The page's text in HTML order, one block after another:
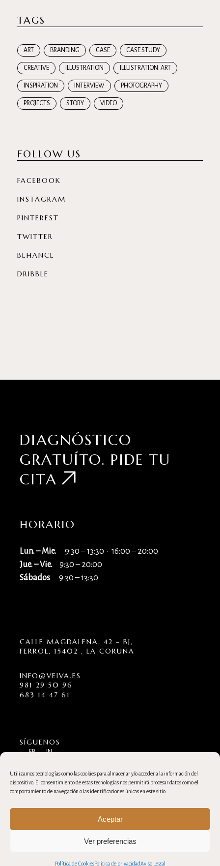
Utilizamos tecnologías como las cookies para almacenar y/o acceder a la información del
dispositivo. El consentimiento de estas tecnologías nos permitirá procesar datos como el
comportamiento de navegación o las identificaciones únicas en este sitio.
Aceptar
Ver preferencias
Política de CookiesPolítica de privacidadAviso Legal
TAGS
ART BRANDING CASE CASE STUDY
CREATIVE ILLUSTRATION ILLUSTRATION. ART
INSPIRATION INTERVIEW PHOTOGRAPHY
PROJECTS STORY VIDEO
FOLLOW US
FACEBOOK
INSTAGRAM
PINTEREST
TWITTER
BEHANCE
DRIBBLE
DIAGNÓSTICO
GRATUÍTO. PIDE TU
CITA
HORARIO
Lun. – Mie. 9:30 – 13:30 · 16:00 – 20:00
Jue. – Vie. 9:30 – 20:00
Sábados 9:30 – 13:30
CALLE MAGDALENA, 42 – BJ,
FERROL, 15402 , LA CORUÑA
INFO@VEIVA.ES
981 29 50 96
683 14 47 61
SÍGUENOS
FB IN
© 2023
BYVEIVA